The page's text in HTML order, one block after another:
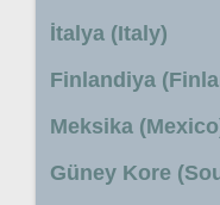
İtalya (Italy)
Finlandiya
Meksika
Güney Kore